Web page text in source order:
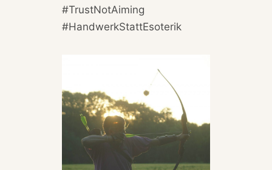
#TrustNotAiming
#HandwerkStattEsoterik